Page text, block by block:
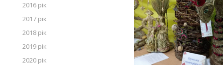
2016 рік
2017 рік
2018 рік
2019 рік
2020 рік